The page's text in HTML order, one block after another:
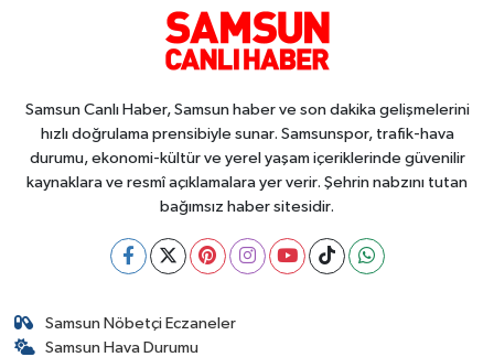
Samsun Canlı Haber, Samsun haber ve son dakika gelişmelerini
hızlı doğrulama prensibiyle sunar. Samsunspor, trafik-hava
durumu, ekonomi-kültür ve yerel yaşam içeriklerinde güvenilir
kaynaklara ve resmî açıklamalara yer verir. Şehrin nabzını tutan
bağımsız haber sitesidir.
Samsun Nöbetçi Eczaneler
Samsun Hava Durumu